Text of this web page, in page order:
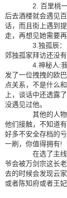
2. 百里桃一
后去酒楼就会遇见
话，而且街上遇到
走，再想见她需要再
3.独孤辰：
郊独孤家拜访还没有
4.神秘人:我
发了一位拽拽的欧
点关系，不是什么
上，谈话中还透露
没遇见过他。
其他的人物
他们接触，不知道
好多不安全存档的
一刷，你值得拥有!
在选了主线
爷会被万剑宗这长
去的时候会发现云
或者陈知府或者王